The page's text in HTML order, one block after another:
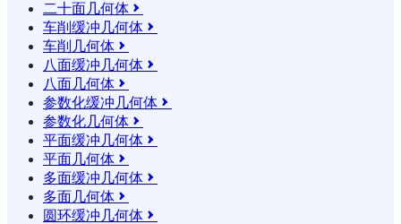
二十面几何体 
车削缓冲几何体 
车削几何体 
八面缓冲几何体 
八面几何体 
参数化缓冲几何体 
参数化几何体 
平面缓冲几何体 
平面几何体 
多面缓冲几何体 
多面几何体 
圆环缓冲几何体 